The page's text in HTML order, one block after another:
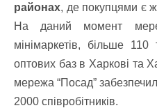
районах, де покупцями є
На даний момент
мінімаркетів, більше 110
оптових баз в Харкові та
мережа “Посад”
2000 співробітників.